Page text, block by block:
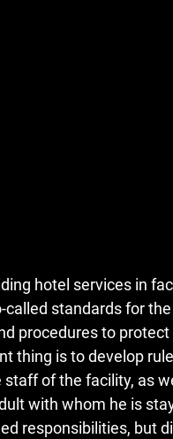
hotel services in
standards for
procedures to
thing is to develop
of the facility, as
with whom he is
responsibilities, but